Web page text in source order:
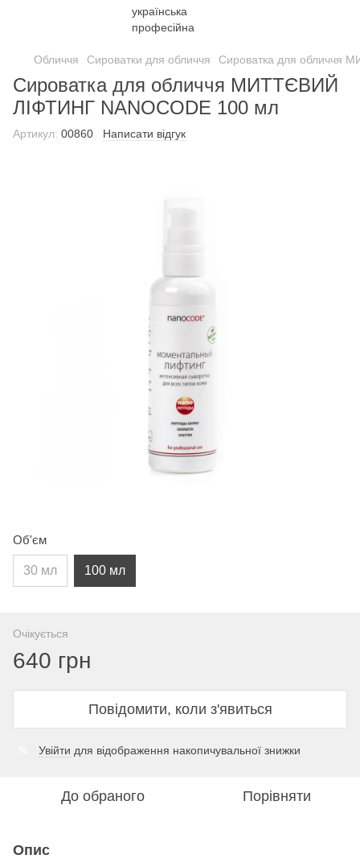
Обличчя Сироватки для обличчя Сироватка для обличчя
Сироватка для обличчя МИТТЄВИЙ
ЛІФТИНГ NANOCODE 100 мл
Артикул: 00860 Написати відгук
Об'єм
30 мл 100 мл
Очікується
640 грн
Повідомити, коли з'явиться
Увійти для відображення накопичувальної знижки
До обраного Порівняти
Опис